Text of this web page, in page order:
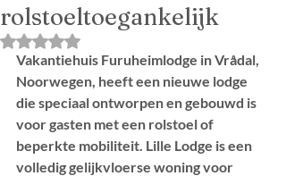
rolstoeltoegankelijk
Beoordeeld met NaN uit 5 sterren.
Vakantiehuis Furuheimlodge in Vrådal,
Noorwegen, heeft een nieuwe lodge
die speciaal ontworpen en gebouwd is
voor gasten met een rolstoel of
beperkte mobiliteit. Lille Lodge is een
volledig gelijkvloerse woning voor